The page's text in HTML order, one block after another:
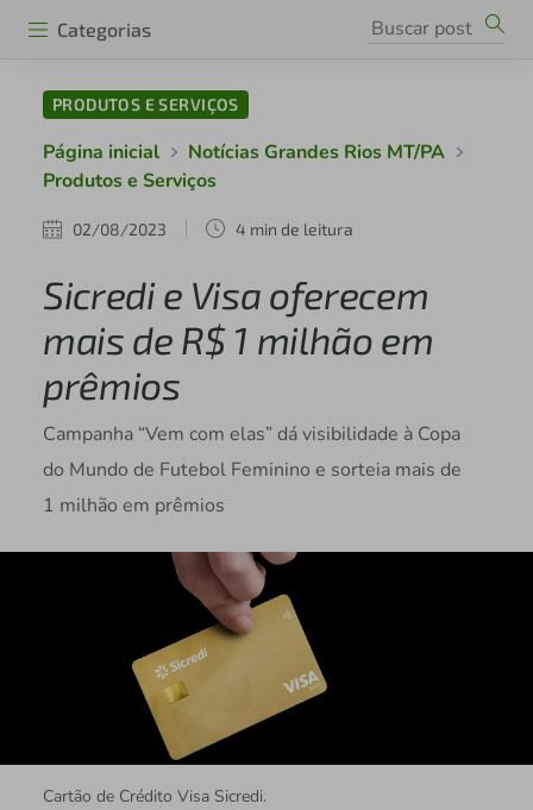
Categorias
PRODUTOS E SERVIÇOS
Página inicial
Notícias Grandes Rios MT/PA
Produtos e Serviços
02/08/2023 4 min de leitura
Sicredi e Visa oferecem
mais de R$ 1 milhão em
prêmios
Campanha “Vem com elas” dá visibilidade à Copa
do Mundo de Futebol Feminino e sorteia mais de
1 milhão em prêmios
Cartão de Crédito Visa Sicredi.